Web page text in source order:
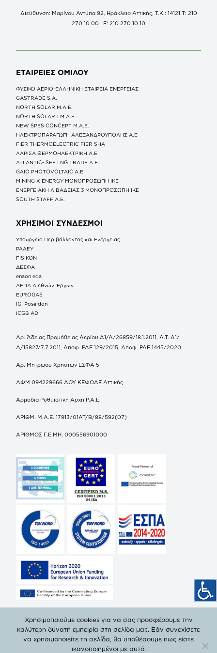
Διεύθυνση: Μαρίνου Αντύπα 92, Ηράκλειο Αττικής, Τ.Κ.: 14121 Τ: 210
270 10 00 | F: 210 270 10 10
ΕΤΑΙΡΕΙΕΣ ΟΜΙΛΟΥ
ΦΥΣΙΚΟ ΑΕΡΙΟ-ΕΛΛΗΝΙΚΗ ΕΤΑΙΡΕΙΑ ΕΝΕΡΓΕΙΑΣ
GASTRADE S.A.
NORTH SOLAR M.Α.Ε.
NORTH SOLAR 1 M.Α.Ε.
NEW SPES CONCEPT Μ.Α.Ε.
ΗΛΕΚΤΡΟΠΑΡΑΓΩΓΗ ΑΛΕΞΑΝΔΡΟΥΠΟΛΗΣ A.E
FIER THERMOELECTRIC FIER SHA
ΛΑΡΙΣΑ ΘΕΡΜΟΗΛΕΚΤΡΙΚΗ A.E
ATLANTIC- SEE LNG TRADE A.E.
GAIO PHOTOVOLTAIC Α.Ε.
MINING X ENERGY ΜΟΝΟΠΡΟΣΩΠΗ ΙΚΕ
ΕΝΕΡΓΕΙΑΚΗ ΛΙΒΑΔΕΙΑΣ 3 ΜΟΝΟΠΡΟΣΩΠΗ ΙΚΕ
SOUTH STAFF Α.Ε.
ΧΡΗΣΙΜΟΙ ΣΥΝΔΕΣΜΟΙ
Υπουργείο Περιβάλλοντος και Ενέργειας
ΡΑΑΕΥ
FISIKON
ΔΕΣΦΑ
enaon eda
ΔΕΠΑ Διεθνών Έργων
EUROGAS
IGI Poseidon
ICGB AD
Αρ. Άδειας Προμήθειας Αερίου Δ1/Α/26859/18.1.2011, Α.Τ. Δ1/
Α/15827/7.7.2011, Αποφ. ΡΑΕ 129/2015, Αποφ. ΡΑΕ 1445/2020
Αρ. Μητρώου Χρηστών ΕΣΦΑ 5
ΑΦΜ 094229666 ΔΟΥ ΚΕΦΟΔΕ Αττικής
Αρμόδια Ρυθμιστική Αρχή Ρ.Α.Ε.
ΑΡΙΘΜ. Μ.Α.Ε. 17913/01ΑΤ/Β/88/592(07)
ΑΡΙΘΜΟΣ Γ.Ε.ΜΗ. 000556901000
© Copyright 2019 ΔΕΠΑ | All Rights Reserved. |
Χρησιμοποιούμε cookies για να σας προσφέρουμε την
καλύτερη δυνατή εμπειρία στη σελίδα μας. Εάν συνεχίσετε
να χρησιμοποιείτε τη σελίδα, θα υποθέσουμε πως είστε
ικανοποιημένοι με αυτό.